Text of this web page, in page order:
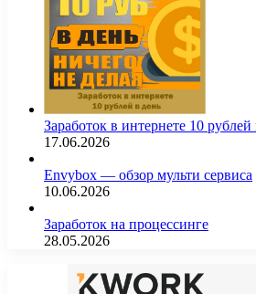
Заработок в интернете 10 рублей
17.06.2026
Envybox — обзор мульти сервиса
10.06.2026
Заработок на процессинге
28.05.2026